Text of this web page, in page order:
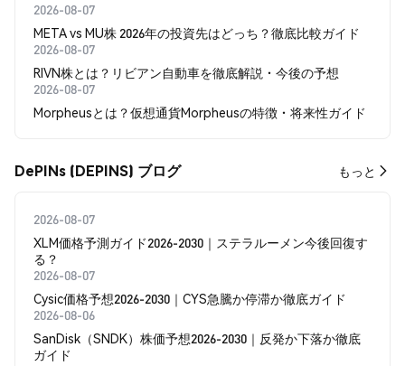
2026-08-07
META vs MU株 2026年の投資先はどっち？徹底比較ガイド
2026-08-07
RIVN株とは？リビアン自動車を徹底解説・今後の予想
2026-08-07
Morpheusとは？仮想通貨Morpheusの特徴・将来性ガイド
DePINs (DEPINS) ブログ もっと
2026-08-07
XLM価格予測ガイド2026-2030｜ステラルーメン今後回復す
る？
2026-08-07
Cysic価格予想2026-2030｜CYS急騰か停滞か徹底ガイド
2026-08-06
SanDisk（SNDK）株価予想2026-2030｜反発か下落か徹底
ガイド